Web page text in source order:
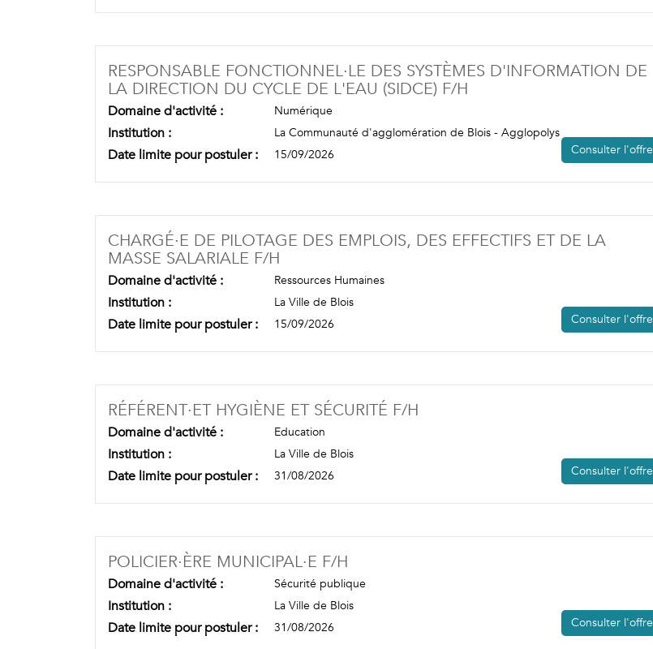
RESPONSABLE FONCTIONNEL·LE DES SYSTÈMES D'INFORMATION DE
LA DIRECTION DU CYCLE DE L'EAU (SIDCE) F/H
Domaine d'activité : Numérique
Institution : La Communauté d'agglomération de Blois - Agglopolys
Date limite pour postuler : 15/09/2026 Consulter l'offre
CHARGÉ·E DE PILOTAGE DES EMPLOIS, DES EFFECTIFS ET DE LA
MASSE SALARIALE F/H
Domaine d'activité : Ressources Humaines
Institution : La Ville de Blois
Date limite pour postuler : 15/09/2026 Consulter l'offre
RÉFÉRENT·ET HYGIÈNE ET SÉCURITÉ F/H
Domaine d'activité : Education
Institution : La Ville de Blois
Date limite pour postuler : 31/08/2026 Consulter l'offre
POLICIER·ÈRE MUNICIPAL·E F/H
Domaine d'activité : Sécurité publique
Institution : La Ville de Blois
Date limite pour postuler : 31/08/2026 Consulter l'offre